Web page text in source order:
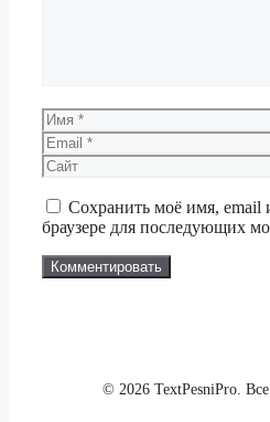
Имя
Сохранить моё имя, email
браузере для последующих
© 2026 TextPesniPro.